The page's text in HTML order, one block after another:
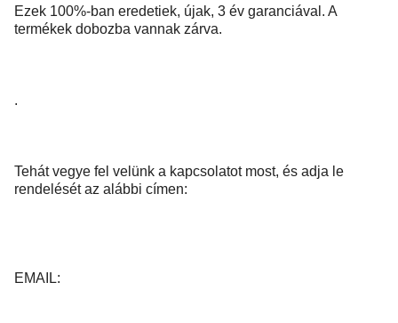
Ezek 100%-ban eredetiek, újak, 3 év garanciával. A
termékek dobozba vannak zárva.
.
Tehát vegye fel velünk a kapcsolatot most, és adja le
rendelését az alábbi címen:
EMAIL: